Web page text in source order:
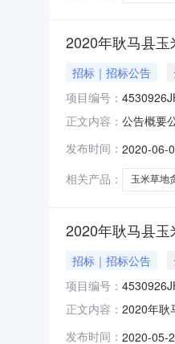
2020年耿马县
招标｜招标公告
项目编号：
正文内容： 公告概要
2002（
发布时间： 2020-06-
相关产品：
玉米草地
2020年耿马县
招标｜招标公告
项目编号：
正文内容： 2020年耿
发布时间： 2020-05-